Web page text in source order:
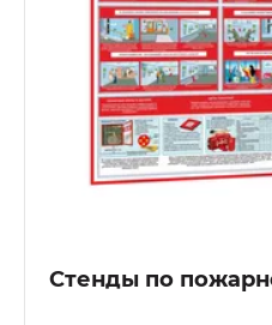
Стенды по